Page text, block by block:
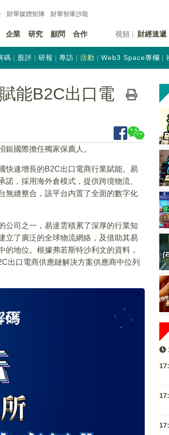
財華媒體矩陣 財華智庫沙龍
企業 研究 顧問 合作 視頻 財經速遞
碼 股評 研報 專訪 活動 Web3 Space專欄
能B2C出口電
國際擔任獨家保薦人。
快速增長的B2C出口電商行業賦能。易
，採用海外倉模式，提供跨境物流、
無縫整合，該平台内置了全面的數字化
公司之一，易達雲積累了深厚的行業知
立了廣泛的全球物流網絡，及借助其易
地位。根據弗若斯特沙利文的資料，
出口電商供應鏈解決方案供應商中位列